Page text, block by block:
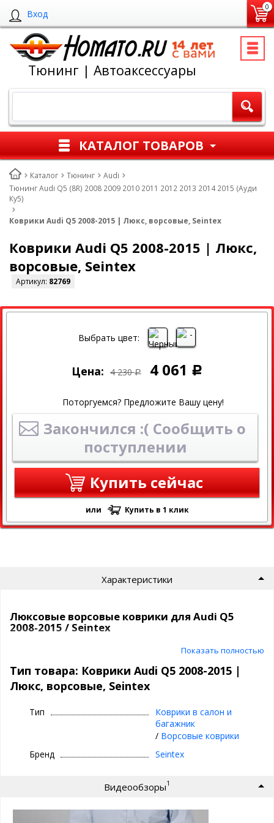
Вход
0
Тюнинг | Автоаксессуары
КАТАЛОГ ТОВАРОВ
Каталог Тюнинг
Audi
Тюнинг Audi Q5 (8R) 2008 2009 2010 2011 2012 2013 2014 2015 (Ауди
Ку5)
Коврики Audi Q5 2008-2015 | Люкс, ворсовые, Seintex
Коврики Audi Q5 2008-2015 | Люкс,
ворсовые, Seintex
Артикул: 82769
СКИДКА
Выбрать цвет:
Цена: 4 230 Р 4 061 Р
Поторгуемся? Предложите Вашу цену!
Закончился :( Сообщить о
поступлении
Купить сейчас
или Купить в 1 клик
Характеристики
Люксовые ворсовые коврики для Audi Q5
2008-2015 / Seintex
Ворсовые коврики премиум класса |
Seintex
⊕ идеальное сочетание материалов:
антискользящее покрытие
⊕ надежно фиксируются, так как сделаны под
оригинальный крепеж, идельно повторяют
геометрию пола авто
⊕ используются каждый день круглый год -
лето, осень, зима, весна
⊕ имеют нестираемый подпятник
Показать полностью
Тип товара: Коврики Audi Q5 2008-2015 |
Люкс, ворсовые, Seintex
Тип
Коврики в салон и
багажник
/ Ворсовые коврики
Бренд
Seintex
Видеообзоры1